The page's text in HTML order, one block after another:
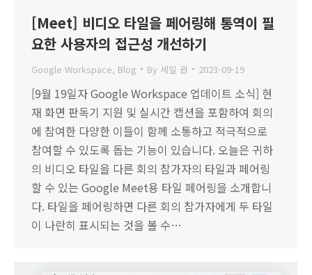
[Meet] 비디오 타일을 페어링해 통역이 필
요한 사용자의 접근성 개선하기
Google Workspace, Blog By 세일 권 2023-09-19
[9월 19일자 Google Workspace 업데이트 소식] 현
재 화면 판독기 지원 및 실시간 캡션을 포함하여 회의
에 참여한 다양한 이들이 함께 소통하고 적극적으로
참여할 수 있도록 돕는 기능이 있습니다. 오늘은 귀하
의 비디오 타일을 다른 회의 참가자의 타일과 페어링
할 수 있는 Google Meet용 타일 페어링을 소개합니
다. 타일을 페어링하면 다른 회의 참가자에게 두 타일
이 나란히 표시되는 것을 볼 수…